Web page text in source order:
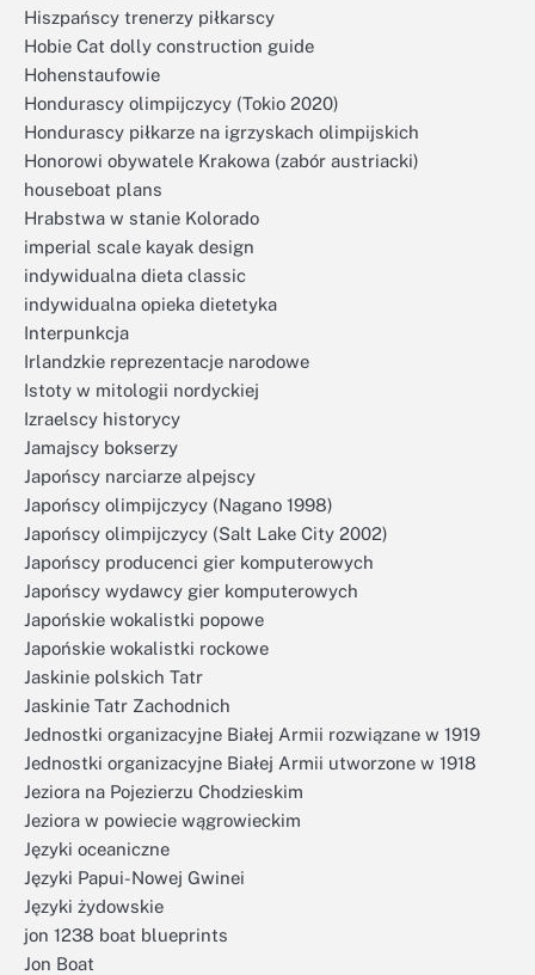
Hiszpańscy trenerzy piłkarscy
Hobie Cat dolly construction guide
Hohenstaufowie
Hondurascy olimpijczycy (Tokio 2020)
Hondurascy piłkarze na igrzyskach olimpijskich
Honorowi obywatele Krakowa (zabór austriacki)
houseboat plans
Hrabstwa w stanie Kolorado
imperial scale kayak design
indywidualna dieta classic
indywidualna opieka dietetyka
Interpunkcja
Irlandzkie reprezentacje narodowe
Istoty w mitologii nordyckiej
Izraelscy historycy
Jamajscy bokserzy
Japońscy narciarze alpejscy
Japońscy olimpijczycy (Nagano 1998)
Japońscy olimpijczycy (Salt Lake City 2002)
Japońscy producenci gier komputerowych
Japońscy wydawcy gier komputerowych
Japońskie wokalistki popowe
Japońskie wokalistki rockowe
Jaskinie polskich Tatr
Jaskinie Tatr Zachodnich
Jednostki organizacyjne Białej Armii rozwiązane w 1919
Jednostki organizacyjne Białej Armii utworzone w 1918
Jeziora na Pojezierzu Chodzieskim
Jeziora w powiecie wągrowieckim
Języki oceaniczne
Języki Papui-Nowej Gwinei
Języki żydowskie
jon 1238 boat blueprints
Jon Boat